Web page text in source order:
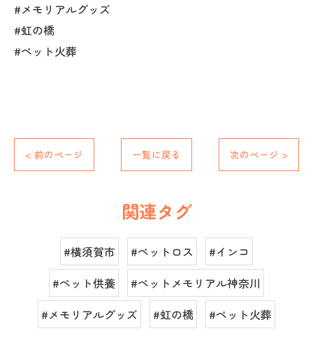
#メモリアルグッズ
#虹の橋
#ペット火葬
< 前のページ 一覧に戻る 次のページ >
関連タグ
#横須賀市 #ペットロス
#インコ
#ペット供養
#ペットメモリアル神奈川
#メモリアルグッズ
#虹の橋 #ペット火葬